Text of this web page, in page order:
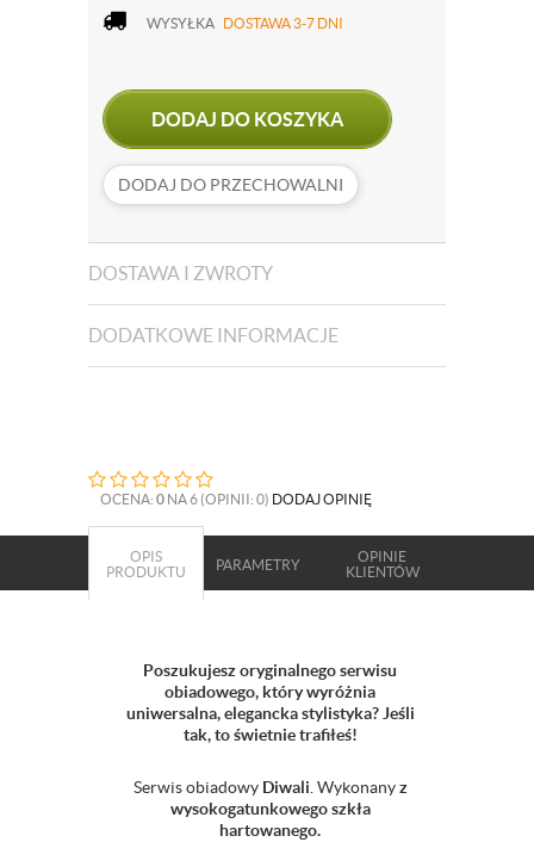
WYSYŁKA DOSTAWA 3-7 DNI
DODAJ DO KOSZYKA
DODAJ DO PRZECHOWALNI
DOSTAWA I ZWROTY
DODATKOWE INFORMACJE
OCENA: 0 NA 6 (OPINII: 0) DODAJ OPINIĘ
OPIS
PRODUKTU
PARAMETRY
OPINIE
KLIENTÓW
Poszukujesz oryginalnego serwisu
obiadowego, który wyróżnia
uniwersalna, elegancka stylistyka? Jeśli
tak, to świetnie trafiłeś!
Serwis obiadowy Diwali. Wykonanyz
wysokogatunkowego szkła
hartowanego.